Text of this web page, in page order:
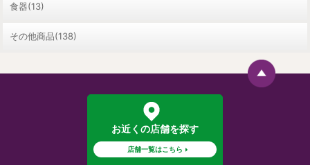
食器(13)
その他商品(138)
お近くの店舗を探す
店舗一覧はこちら